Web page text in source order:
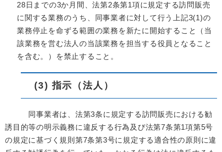
28日までの3か月間、法第2条第1項に規定する訪問販売
に関する業務のうち、同事業者に対して行う上記3(1)の
業務停止を命ずる範囲の業務を新たに開始すること（当
該業務を営む法人の当該業務を担当する役員となること
を含む。）を禁止すること。
(3) 指示（法人）
同事業者は、法第3条に規定する訪問販売における勧
誘目的等の明示義務に違反する行為及び法第7条第1項第5号
の規定に基づく規則第7条第3号に規定する適合性の原則に違